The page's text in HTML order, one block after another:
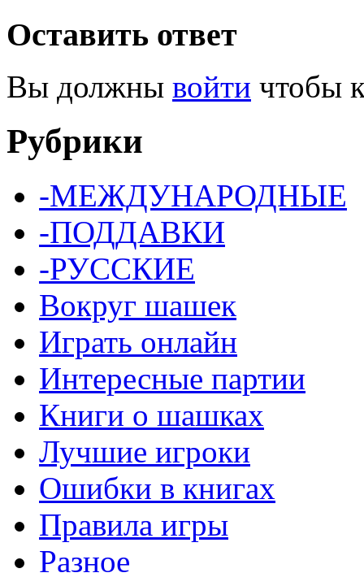
Оставить ответ
Вы должны войти чтобы
Рубрики
-МЕЖДУНАРОДНЫЕ
-ПОДДАВКИ
-РУССКИЕ
Вокруг шашек
Играть онлайн
Интересные партии
Книги о шашках
Лучшие игроки
Ошибки в книгах
Правила игры
Разное